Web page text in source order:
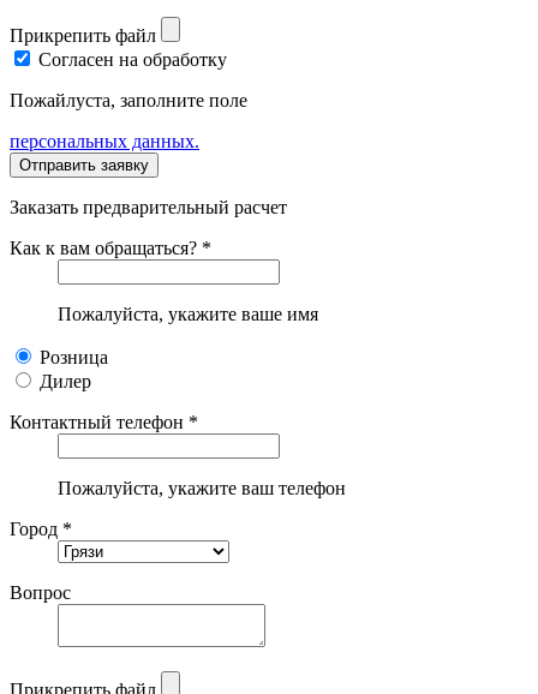
Прикрепить файл
Согласен на обработку
Пожайлуста, заполните поле
персональных данных.
Заказать предварительный расчет
Как к вам обращаться? *
Пожалуйста, укажите ваше имя
Розница
Дилер
Контактный телефон *
Пожалуйста, укажите ваш телефон
Город *
Вопрос
Прикрепить файл